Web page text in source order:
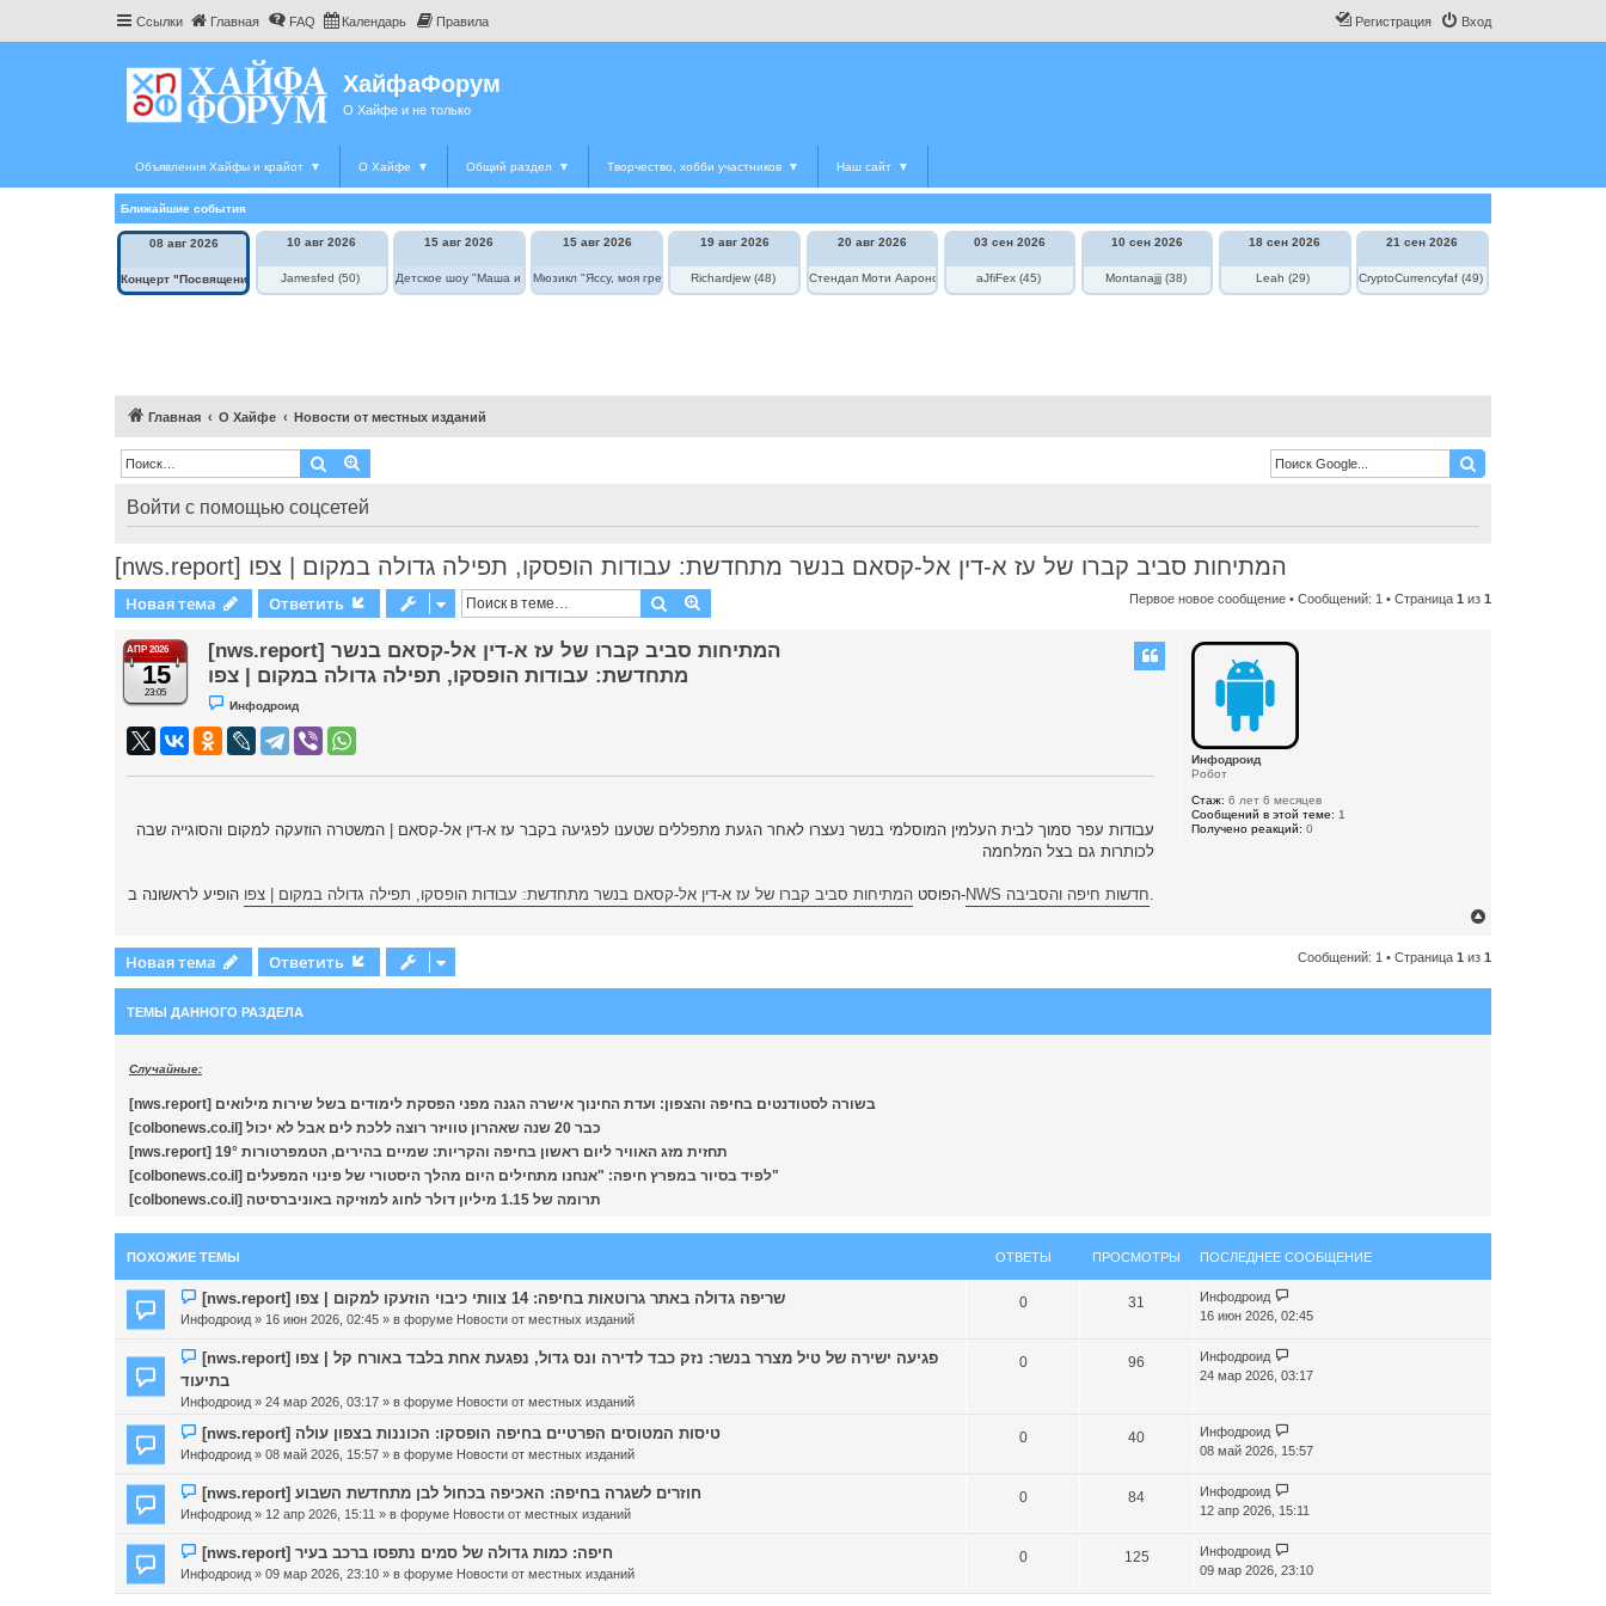
Ссылки Главная FAQ Календарь Правила Вход
Регистрация
ХайфаФорум
О Хайфе и не только
Объявления Хайфы и крайот ▼ О Хайфе ▼ Общий раздел ▼ Творчество, хобби участников ▼ Наш сайт ▼
Ближайшие события
08 авг 2026
Концерт "Посвящение Элле Фицджеральд"
10 авг 2026
Jamesfed (50)
15 авг 2026
Детское шоу "Маша и Медведь в цирке"
15 авг 2026
Мюзикл "Яссу, моя греческая любовь"
19 авг 2026
Richardjew (48)
20 авг 2026
Стендап Моти Аароновича
03 сен 2026
aJfiFex (45)
10 сен 2026
Montanajjj (38)
18 сен 2026
Leah (29)
21 сен 2026
CryptoCurrencyfaf (49)
Главная О Хайфе Новости от местных изданий
Поиск
Войти с помощью соцсетей
[nws.report] המתיחות סביב קברו של עז א-דין אל-קסאם בנשר מתחדשת: עבודות הופסקו, תפילה גדולה במקום | צפו
Новая тема Ответить Поиск Первое новое сообщение • Сообщений: 1 • Страница 1 из 1
Инфодроид
Робот
Стаж: 6 лет 6 месяцев
Сообщений в этой теме: 1
Получено реакций: 0
АПР 2026
15
23:05
[nws.report] המתיחות סביב קברו של עז א-דין אל-קסאם בנשר
מתחדשת: עבודות הופסקו, תפילה גדולה במקום | צפו
Н
е
п
о
н
о
е
н
и
Инфодроид
עבודות עפר סמוך לבית העלמין המוסלמי בנשר נעצרו לאחר הגעת מתפללים שטענו לפגיעה בקבר עז א-דין אל-קסאם | המשטרה הוזעקה למקום והסוגייה שבה
לכותרות גם בצל המלחמה
הפוסט המתיחות סביב קברו של עז א-דין אל-קסאם בנשר מתחדשת: עבודות הופסקו, תפילה גדולה במקום | צפו הופיע לראשונה ב- NWS חדשות חיפה והסביבה.
р
Новая тема Ответить Сообщений: 1 • Страница 1 из 1
ТЕМЫ ДАННОГО РАЗДЕЛА
Случайные:
[nws.report] בשורה לסטודנטים בחיפה והצפון: ועדת החינוך אישרה הגנה מפני הפסקת לימודים בשל שירות מילואים
[colbonews.co.il] כבר 20 שנה שאהרון טוויזר רוצה ללכת לים אבל לא יכול
[nws.report] תחזית מזג האוויר ליום ראשון בחיפה והקריות: שמיים בהירים, הטמפרטורות 19°
[colbonews.co.il] לפיד בסיור במפרץ חיפה: "אנחנו מתחילים היום מהלך היסטורי של פינוי המפעלים"
[colbonews.co.il] תרומה של 1.15 מיליון דולר לחוג למוזיקה באוניברסיטה
ПОХОЖИЕ ТЕМЫ ОТВЕТЫ ПРОСМОТРЫ ПОСЛЕДНЕЕ СООБЩЕНИЕ
Н
о
о
о
о
б
е
н
и
е
[nws.report] שריפה גדולה באתר גרוטאות בחיפה: 14 צוותי כיבוי הוזעקו למקום | צפו
Инфодроид » 16 июн 2026, 02:45 » в форуме Новости от местных изданий
0 31
Инфодроид
16 июн 2026, 02:45
Н
о
о
е
с
о
б
е
н
и
[nws.report] פגיעה ישירה של טיל מצרר בנשר: נזק כבד לדירה ונס גדול, נפגעת אחת בלבד באורח קל | צפו
בתיעוד
Инфодроид » 24 мар 2026, 03:17 » в форуме Новости от местных изданий
0 96
Инфодроид
24 мар 2026, 03:17
Н
о
о
е
о
о
б
[nws.report] טיסות המטוסים הפרטיים בחיפה הופסקו: הכוננות בצפון עולה
Инфодроид » 08 май 2026, 15:57 » в форуме Новости от местных изданий
0 40
Инфодроид
08 май 2026, 15:57
Н
о
о
е
[nws.report] חוזרים לשגרה בחיפה: האכיפה בכחול לבן מתחדשת השבוע
Инфодроид » 12 апр 2026, 15:11 » в форуме Новости от местных изданий
0 84
Инфодроид
12 апр 2026, 15:11
Н
о
[nws.report] חיפה: כמות גדולה של סמים נתפסו ברכב בעיר
Инфодроид » 09 мар 2026, 23:10 » в форуме Новости от местных изданий
0 125
Инфодроид
09 мар 2026, 23:10